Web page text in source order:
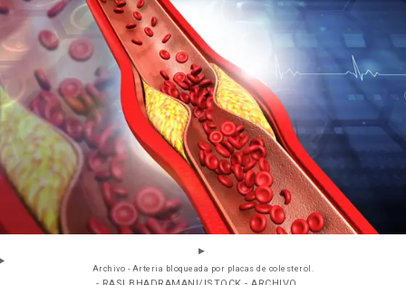
Archivo - Arteria bloqueada por placas de colesterol.